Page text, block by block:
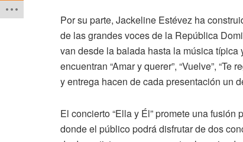
Por su parte, Jackeline Estévez ha
de las grandes voces de la República
van desde la balada hasta la música
encuentran “Amar y querer”, “Vuelve”, “Te
y entrega hacen de cada presentación un
El concierto “Ella y Él” promete una
donde el público podrá disfrutar de dos